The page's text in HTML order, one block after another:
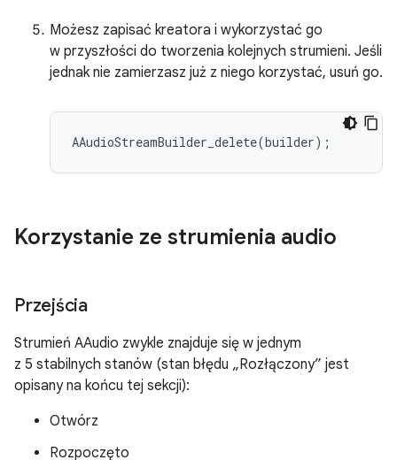
Możesz zapisać kreatora i wykorzystać go
w przyszłości do tworzenia kolejnych strumieni. Jeśli
jednak nie zamierzasz już z niego korzystać, usuń go.
Korzystanie ze strumienia audio
Przejścia
Strumień AAudio zwykle znajduje się w jednym
z 5 stabilnych stanów (stan błędu „Rozłączony” jest
opisany na końcu tej sekcji):
Otwórz
Rozpoczęto